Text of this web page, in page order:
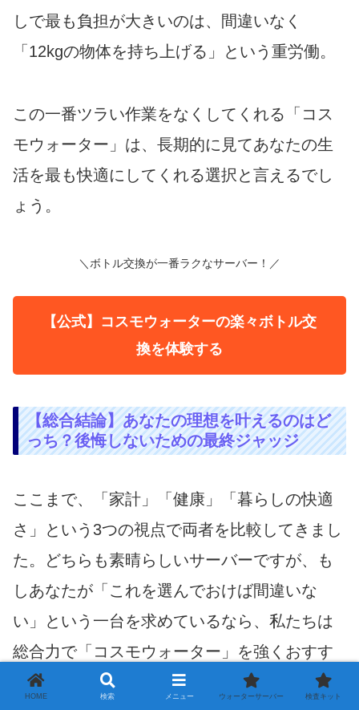
しで最も負担が大きいのは、間違いなく
「12kgの物体を持ち上げる」という重労働。
この一番ツラい作業をなくしてくれる「コス
モウォーター」は、長期的に見てあなたの生
活を最も快適にしてくれる選択と言えるでし
ょう。
＼ボトル交換が一番ラクなサーバー！／
【公式】コスモウォーターの楽々ボトル交
換を体験する
【総合結論】あなたの理想を叶えるのはど
っち？後悔しないための最終ジャッジ
ここまで、「家計」「健康」「暮らしの快適
さ」という3つの視点で両者を比較してきまし
た。どちらも素晴らしいサーバーですが、も
しあなたが「これを選んでおけば間違いな
い」という一台を求めているなら、私たちは
総合力で「コスモウォーター」を強くおすす
めします。
HOME 検索 メニュー ウォーターサーバー 検査キット